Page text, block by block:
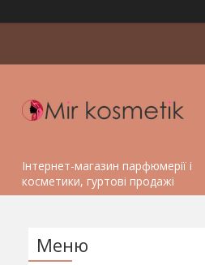
Інтернет-магазин парфюмерії і
косметики, гуртові продажі